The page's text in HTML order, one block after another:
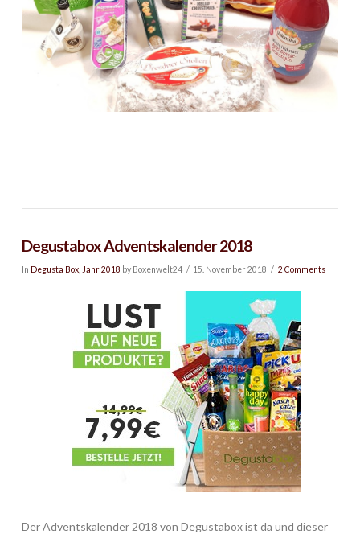
Degustabox Adventskalender 2018
In Degusta Box, Jahr 2018 by Boxenwelt24 15. November 2018 2 Comments
Der Adventskalender 2018 von Degustabox ist da und dieser